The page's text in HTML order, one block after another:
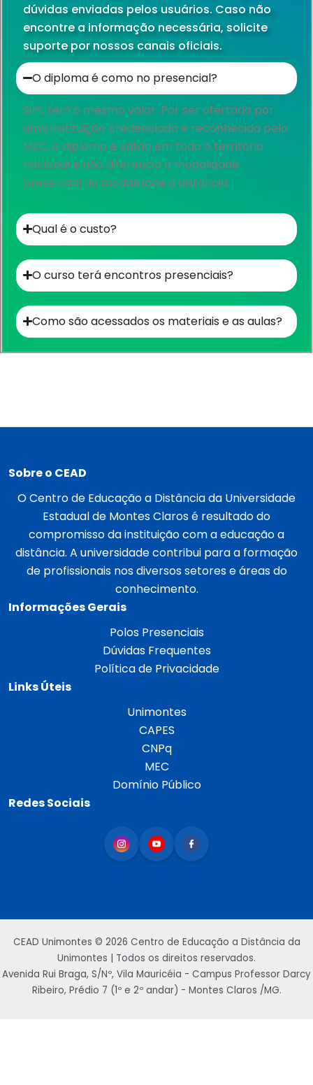
dúvidas enviadas pelos usuários. Caso não
encontre a informação necessária, solicite
suporte por nossos canais oficiais.
O diploma é como no presencial?​
Sim, tem o mesmo valor. Por ser ofertado por
uma instituição credenciada e reconhecida pelo
MEC, o diploma é válido em todo o território
nacional e não diferencia a modalidade
presencial da modalidade a distância.
Qual é o custo?​
O curso terá encontros presenciais?
Como são acessados os materiais e as aulas?​
Sobre o CEAD
O Centro de Educação a Distância da Universidade
Estadual de Montes Claros é resultado do
compromisso da instituição com a educação a
distância. A universidade contribui para a formação
de profissionais nos diversos setores e áreas do
conhecimento.
Informações Gerais
Polos Presenciais
Dúvidas Frequentes
Política de Privacidade
Links Úteis
Unimontes
CAPES
CNPq
MEC
Domínio Público
Redes Sociais
CEAD Unimontes © 2026 Centro de Educação a Distância da
Unimontes | Todos os direitos reservados.
Avenida Rui Braga, S/Nº, Vila Mauricéia - Campus Professor Darcy
Ribeiro, Prédio 7 (1º e 2º andar) - Montes Claros /MG.